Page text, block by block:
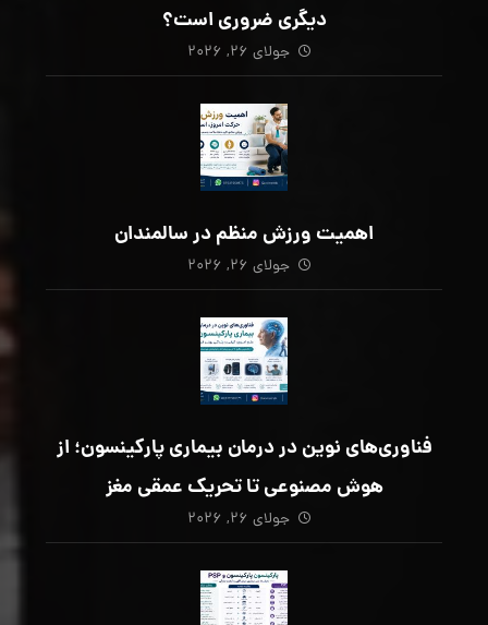
دیگری ضروری است؟
جولای ۲۶, ۲۰۲۶
اهمیت ورزش منظم در سالمندان
جولای ۲۶, ۲۰۲۶
فناوری‌های نوین در درمان بیماری پارکینسون؛ از
هوش مصنوعی تا تحریک عمقی مغز
جولای ۲۶, ۲۰۲۶